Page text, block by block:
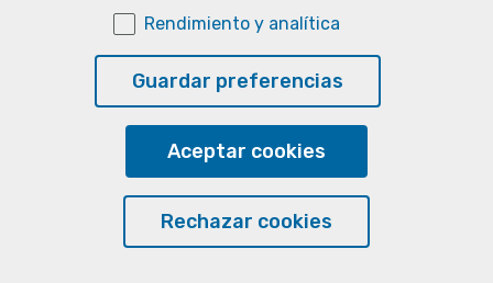
soluciones.
Niveles:A2
Material impreso (disponible en los
Puntos CraaL)
Gramática
Rendimiento y analítica
Guardar preferencias
Aceptar cookies
Rechazar cookies